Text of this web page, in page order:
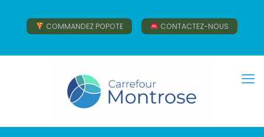
COMMANDEZ POPOTE CONTACTEZ-NOUS